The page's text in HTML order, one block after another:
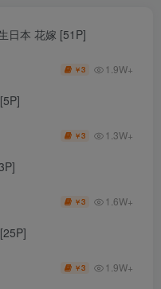
日本 花嫁 [51P]
￥3 1.9W+
￥3 1.3W+
￥3 1.6W+
￥3 1.9W+